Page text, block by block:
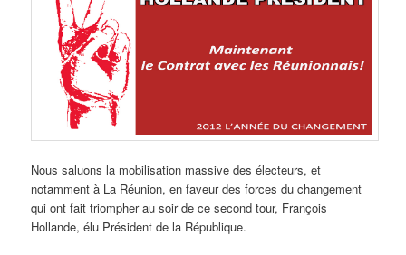
Nous saluons la mobilisation massive des électeurs, et
notamment à La Réunion, en faveur des forces du changement
qui ont fait triompher au soir de ce second tour, François
Hollande, élu Président de la République.